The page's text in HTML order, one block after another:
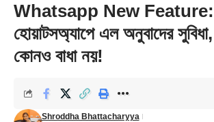
Whatsapp New Feature:
হোয়াটসঅ্যাপে এল অনুবাদের
কোনও বাধা নয়!
Shroddha Bhattacharyya